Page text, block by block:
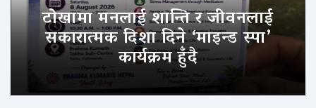
टोखामा मनलाई शान्ति र जीवनलाई
सकारात्मक दिशा दिने ‘माइन्ड स्पा’
कार्यक्रम हुँदै